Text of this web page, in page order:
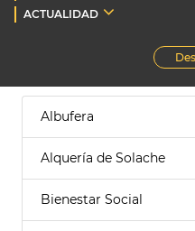
ACTUALIDAD
Albufera
Alquería de Solache
Bienestar Social